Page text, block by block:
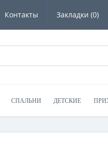
Контакты Закладки (0)
СПАЛЬНИ ДЕТСКИЕ